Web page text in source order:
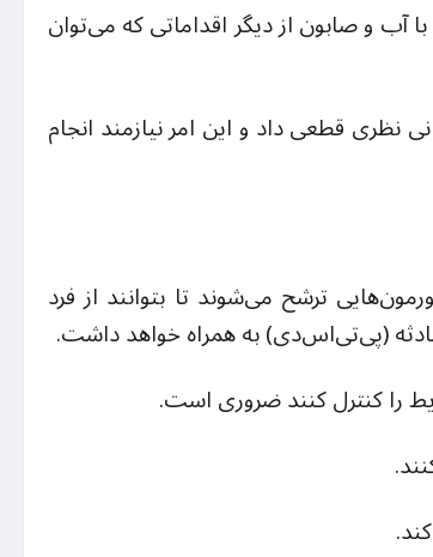
و صابون از دیگر اقداماتی که می‌توان
نظری قطعی داد و این امر نیازمند انجام
ترشح می‌شوند تا بتوانند از فرد
(پی‌تی‌اس‌دی) به همراه خواهد داشت.
را کنترل کنند ضروری است.